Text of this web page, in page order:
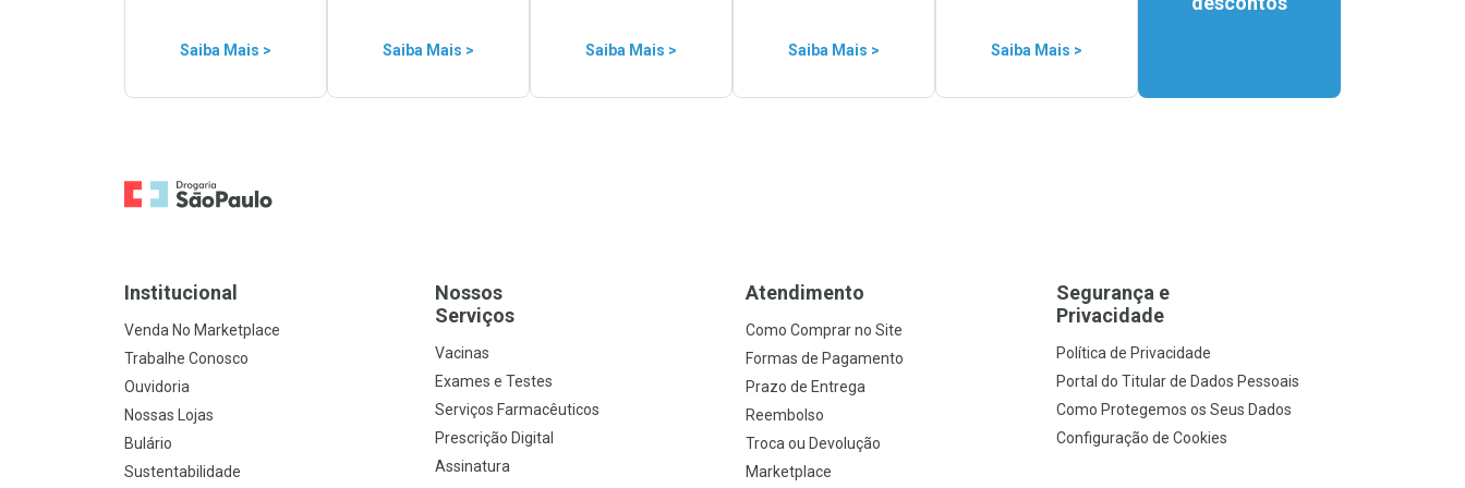
Saiba Mais > Saiba Mais > Saiba Mais > Saiba Mais > Saiba Mais >
Ir para a Home
Institucional
Venda No Marketplace
Trabalhe Conosco
Ouvidoria
Nossas Lojas
Bulário
Sustentabilidade
Nossos
Serviços
Vacinas
Exames e Testes
Serviços Farmacêuticos
Prescrição Digital
Assinatura
Atendimento
Como Comprar no Site
Formas de Pagamento
Prazo de Entrega
Reembolso
Troca ou Devolução
Marketplace
Segurança e
Privacidade
Política de Privacidade
Portal do Titular de Dados Pessoais
Como Protegemos os Seus Dados
Configuração de Cookies